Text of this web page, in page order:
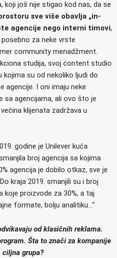
koji još nije stigao kod nas, da se
sve više obavlja „in-
agencije nego interni timovi,
za neke vrste
community menadžment.
studija, svoj content studio
kojima su od nekoliko ljudi do
agencije. I oni imaju neke
sa agencijama, ali ovo što je
klijenata zadržava u
godine je Unilever kuća
broj agencija sa kojima
agencija je dobilo otkaz, sve je
kraja 2019. smanjili su i broj
proizvode za 30%, a taj
formate, bolju analitiku…“
od klasičnih reklama.
Šta to znači za kompanije
ciljna grupa?